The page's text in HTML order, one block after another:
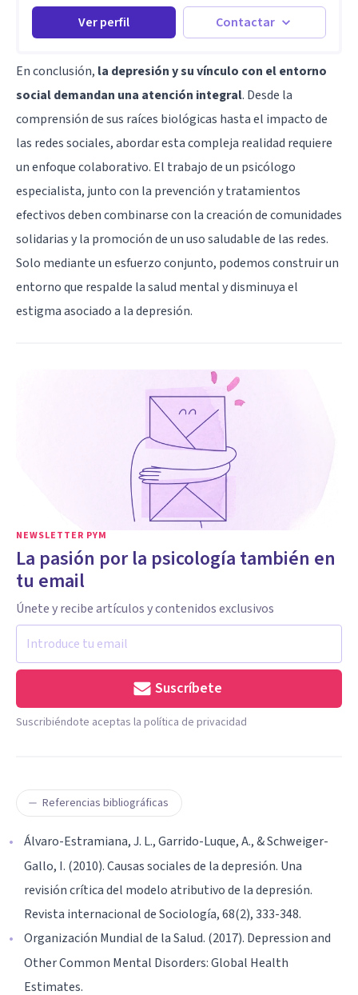
Ver perfil Contactar
En conclusión, la depresión y su vínculo con el entorno
social demandan una atención integral. Desde la
comprensión de sus raíces biológicas hasta el impacto de
las redes sociales, abordar esta compleja realidad requiere
un enfoque colaborativo. El trabajo de un psicólogo
especialista, junto con la prevención y tratamientos
efectivos deben combinarse con la creación de comunidades
solidarias y la promoción de un uso saludable de las redes.
Solo mediante un esfuerzo conjunto, podemos construir un
entorno que respalde la salud mental y disminuya el
estigma asociado a la depresión.
NEWSLETTER PYM
La pasión por la psicología también en
tu email
Únete y recibe artículos y contenidos exclusivos
Suscríbete
Suscribiéndote aceptas la política de privacidad
Referencias bibliográficas
Álvaro-Estramiana, J. L., Garrido-Luque, A., & Schweiger-
Gallo, I. (2010). Causas sociales de la depresión. Una
revisión crítica del modelo atributivo de la depresión.
Revista internacional de Sociología, 68(2), 333-348.
Organización Mundial de la Salud. (2017). Depression and
Other Common Mental Disorders: Global Health
Estimates.